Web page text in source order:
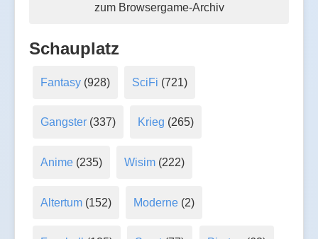
zum Browsergame-Archiv
Schauplatz
Fantasy(928) SciFi (721)
Gangster(337) Krieg (265)
Anime(235) Wisim (222)
Altertum(152) Moderne (2)